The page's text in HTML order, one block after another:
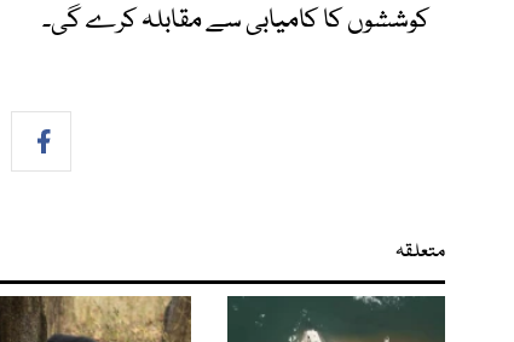
کوششوں کا کامیابی سے مقابلہ کرے گی۔
متعلقہ